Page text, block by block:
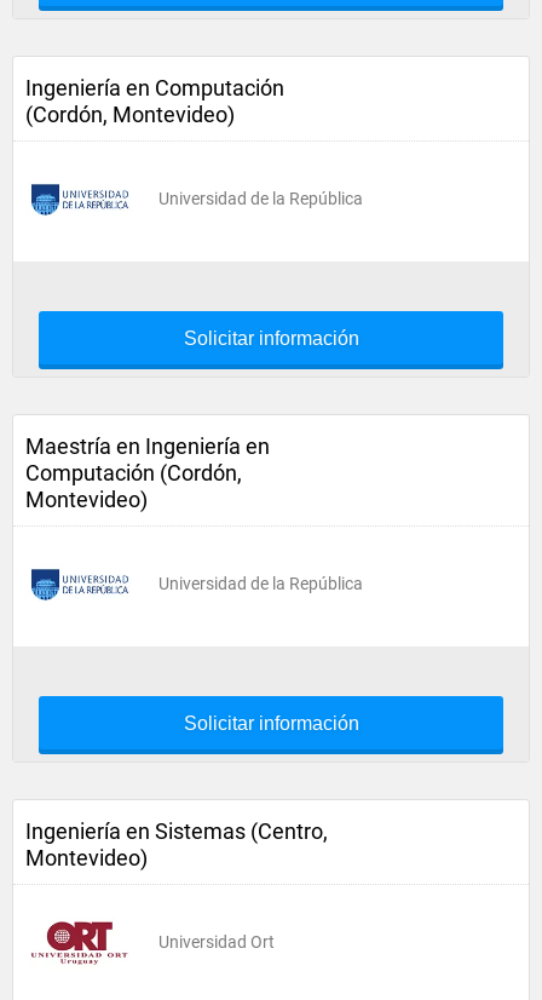
Ingeniería en Computación
(Cordón, Montevideo)
Universidad de la República
Solicitar información
Maestría en Ingeniería en
Computación (Cordón,
Montevideo)
Universidad de la República
Solicitar información
Ingeniería en Sistemas (Centro,
Montevideo)
Universidad Ort